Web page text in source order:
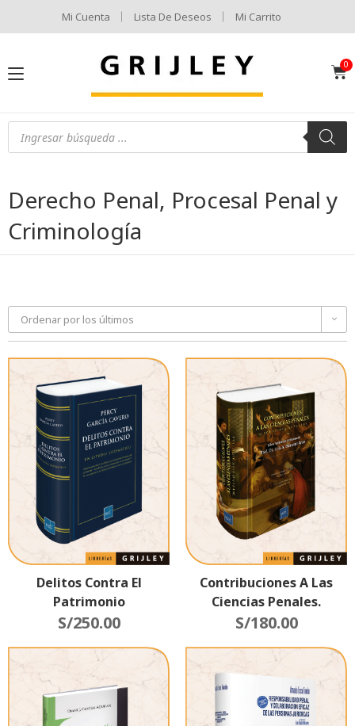
Mi Cuenta Lista De Deseos Mi Carrito
Derecho Penal, Procesal Penal y
Criminología
Ordenar por los últimos
Delitos Contra El
Patrimonio
S/250.00
Contribuciones A Las
Ciencias Penales.
S/180.00